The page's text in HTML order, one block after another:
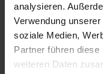
analysieren.
Verwendung
soziale Medien,
Partner führen
weiteren Daten
Geschäftsführer
Mark Andersen